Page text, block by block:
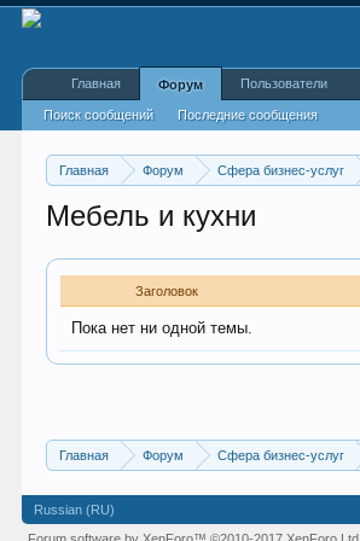
Главная Форум Сфера бизнес-услуг
Мебель и кухни
Заголовок
Пока нет ни одной темы.
Главная Форум Сфера бизнес-услуг
Главная Форум
Поиск сообщений Последние сообщения
Пользователи
Russian (RU)